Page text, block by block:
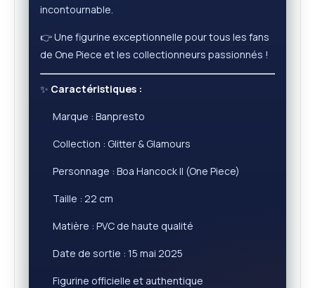
incontournable.
👉 Une figurine exceptionnelle pour tous les fans
de One Piece et les collectionneurs passionnés !
✨ Caractéristiques :
Marque : Banpresto
Collection : Glitter & Glamours
Personnage : Boa Hancock II (One Piece)
Taille : 22 cm
Matière : PVC de haute qualité
Date de sortie : 15 mai 2025
Figurine officielle et authentique